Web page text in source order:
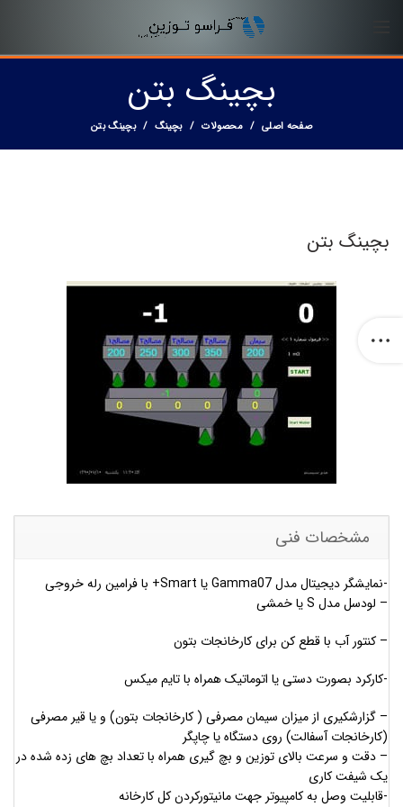
بچینگ بتن
صفحه اصلی محصولات بچینگ بچینگ بتن
بچینگ بتن
مشخصات فنی
-نمایشگر دیجیتال مدل Gamma07 یا Smart+ با فرامین رله خروجی
– لودسل مدل S یا خمشی
– کنتور آب با قطع کن برای کارخانجات بتون
-کارکرد بصورت دستی یا اتوماتیک همراه با تایم میکس
– گزارشکیری از میزان سیمان مصرفی ( کارخانجات بتون) و یا قیر مصرفی
(کارخانجات آسفالت) روی دستگاه یا چاپگر
– دقت و سرعت بالای توزین و بچ گیری همراه با تعداد بچ های زده شده در
یک شیفت کاری
-قابلیت وصل به کامپیوتر جهت مانیتورکردن کل کارخانه